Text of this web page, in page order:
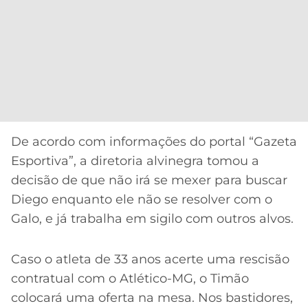
ATLÉTICO
MG
CRUZEIRO
De acordo com informações do portal “Gazeta
Esportiva”, a diretoria alvinegra tomou a
decisão de que não irá se mexer para buscar
Diego enquanto ele não se resolver com o
Galo, e já trabalha em sigilo com outros alvos.
Caso o atleta de 33 anos acerte uma rescisão
contratual com o Atlético-MG, o Timão
colocará uma oferta na mesa. Nos bastidores,